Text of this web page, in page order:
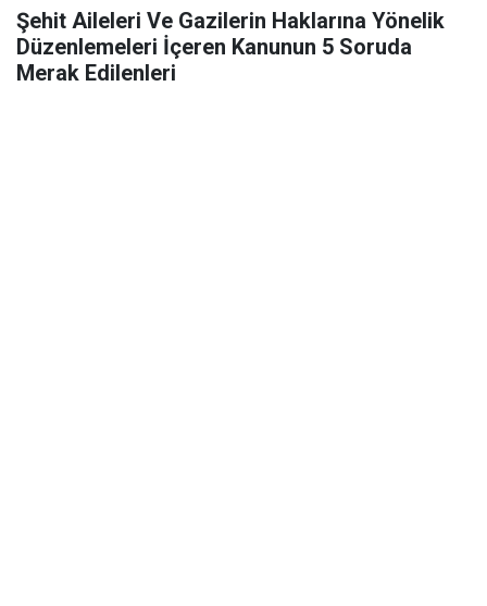
Şehit Aileleri Ve Gazilerin Haklarına Yönelik
Düzenlemeleri İçeren Kanunun 5 Soruda
Merak Edilenleri